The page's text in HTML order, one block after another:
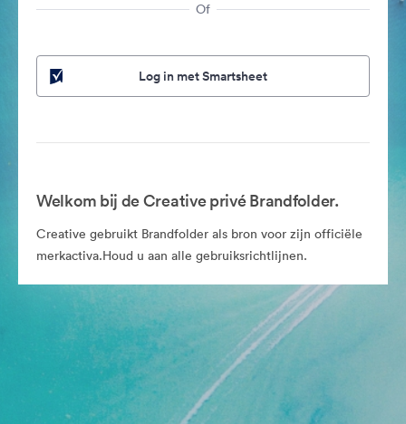
Of
Log in met Smartsheet
Welkom bij de Creative privé Brandfolder.
Creative gebruikt Brandfolder als bron voor zijn officiële
merkactiva.Houd u aan alle gebruiksrichtlijnen.